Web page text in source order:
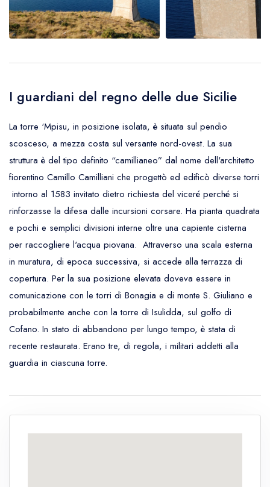
I guardiani del regno delle due Sicilie
La torre ‘Mpisu, in posizione isolata, è situata sul pendio
scosceso, a mezza costa sul versante nord-ovest. La sua
struttura è del tipo definito “camillianeo” dal nome dell'architetto
fiorentino Camillo Camilliani che progettò ed edificò diverse torri
intorno al 1583 invitato dietro richiesta del viceré perché si
rinforzasse la difesa dalle incursioni corsare. Ha pianta quadrata
e pochi e semplici divisioni interne oltre una capiente cisterna
per raccogliere l'acqua piovana. Attraverso una scala esterna
in muratura, di epoca successiva, si accede alla terrazza di
copertura. Per la sua posizione elevata doveva essere in
comunicazione con le torri di Bonagia e di monte S. Giuliano e
probabilmente anche con la torre di Isulidda, sul golfo di
Cofano. In stato di abbandono per lungo tempo, è stata di
recente restaurata. Erano tre, di regola, i militari addetti alla
guardia in ciascuna torre.